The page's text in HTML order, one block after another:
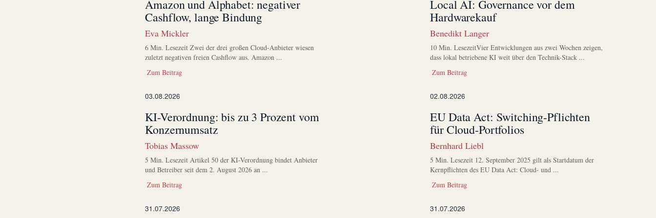
Amazon und Alphabet: negativer
Cashflow, lange Bindung
Eva Mickler
6 Min. Lesezeit Zwei der drei großen Cloud-Anbieter wiesen
zuletzt negativen freien Cashflow aus. Amazon ...
Zum Beitrag
Local AI: Governance vor dem
Hardwarekauf
Benedikt Langer
10 Min. LesezeitVier Entwicklungen aus zwei Wochen zeigen,
dass lokal betriebene KI weit über den Technik-Stack ...
Zum Beitrag
03.08.2026
KI-Verordnung: bis zu 3 Prozent vom
Konzernumsatz
Tobias Massow
5 Min. Lesezeit Artikel 50 der KI-Verordnung bindet Anbieter
und Betreiber seit dem 2. August 2026 an ...
Zum Beitrag
02.08.2026
EU Data Act: Switching-Pflichten
für Cloud-Portfolios
Bernhard Liebl
5 Min. Lesezeit 12. September 2025 gilt als Startdatum der
Kernpflichten des EU Data Act: Cloud- und ...
Zum Beitrag
31.07.2026 31.07.2026